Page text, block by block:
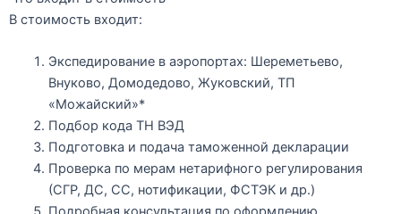
В стоимость входит:
Экспедирование в аэропортах: Шереметьево,
Внуково, Домодедово, Жуковский, ТП
«Можайский»*
Подбор кода ТН ВЭД
Подготовка и подача таможенной декларации
Проверка по мерам нетарифного регулирования
(СГР, ДС, СС, нотификации, ФСТЭК и др.)